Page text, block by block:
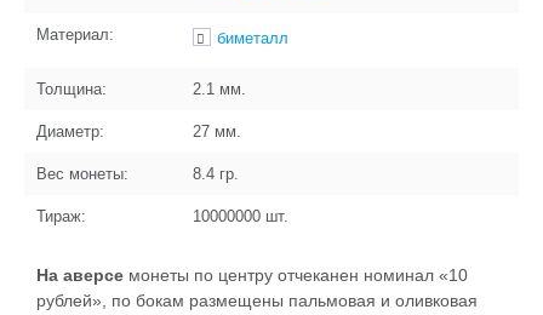
Материал: биметалл
Толщина: 2.1 мм.
Диаметр: 27 мм.
Вес монеты: 8.4 гр.
Тираж: 10000000 шт.
На аверсе монеты по центру отчеканен номинал «10
рублей», по бокам размещены пальмовая и оливковая